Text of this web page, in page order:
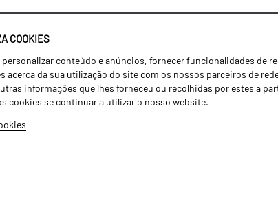
COOKIES
conteúdo e anúncios, fornecer funcionalidades de
acerca da sua utilização do site com os nossos parceiros de
informações que lhes forneceu ou recolhidas por estes a
cookies se continuar a utilizar o nosso website.
Agricultura
Transportes
Gama Floresta